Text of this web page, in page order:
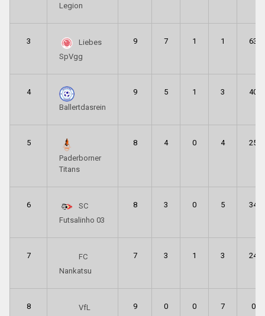
Legion
3
Liebes
SpVgg
9 7 1 1 63
4
Ballertdasrein
9 5 1 3 40
5
Paderborner
Titans
8 4 0 4 25
6
SC
Futsalinho 03
8 3 0 5 34
7
FC
Nankatsu
7 3 1 3 24
8
VfL
9 0 0 7 0